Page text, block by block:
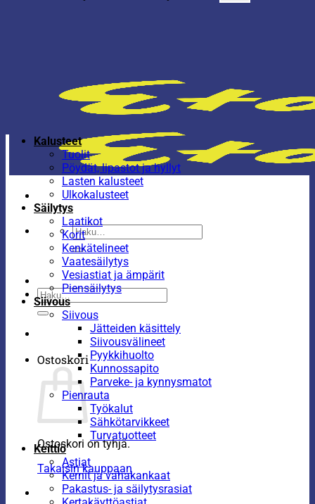
Etsi:
Etsi:
Ostoskori
Ostoskori on tyhjä.
Takaisin kauppaan
Kalusteet
Tuolit
Pöydät, lipastot ja hyllyt
Lasten kalusteet
Ulkokalusteet
Säilytys
Laatikot
Korit
Kenkätelineet
Vaatesäilytys
Vesiastiat ja ämpärit
Piensäilytys
Siivous
Siivous
Jätteiden käsittely
Siivousvälineet
Pyykkihuolto
Kunnossapito
Parveke- ja kynnysmatot
Pienrauta
Työkalut
Sähkötarvikkeet
Turvatuotteet
Keittiö
Astiat
Kernit ja vahakankaat
Pakastus- ja säilytysrasiat